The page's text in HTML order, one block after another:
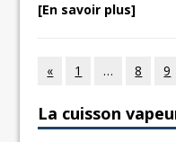
[En savoir plus]
« 1 … 8 9
La cuisson